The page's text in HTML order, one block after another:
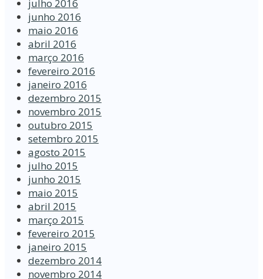
julho 2016
junho 2016
maio 2016
abril 2016
março 2016
fevereiro 2016
janeiro 2016
dezembro 2015
novembro 2015
outubro 2015
setembro 2015
agosto 2015
julho 2015
junho 2015
maio 2015
abril 2015
março 2015
fevereiro 2015
janeiro 2015
dezembro 2014
novembro 2014